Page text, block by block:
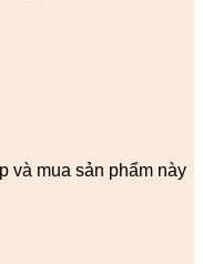
và mua sản phẩm này